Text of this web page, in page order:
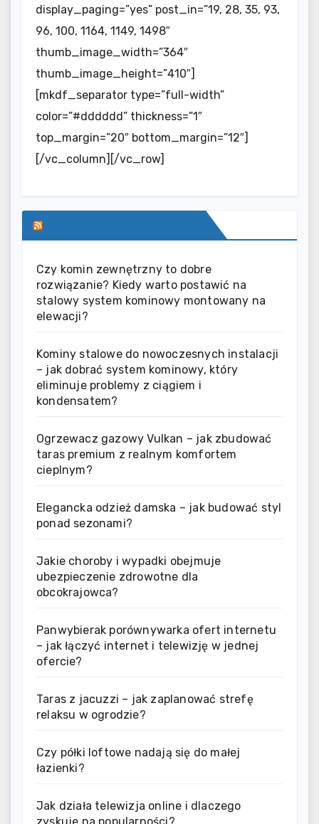
display_paging=”yes” post_in=”19, 28, 35, 93,
96, 100, 1164, 1149, 1498″
thumb_image_width=”364″
thumb_image_height=”410″]
[mkdf_separator type=”full-width”
color=”#dddddd” thickness=”1″
top_margin=”20″ bottom_margin=”12″]
[/vc_column][/vc_row]
Czy komin zewnętrzny to dobre
rozwiązanie? Kiedy warto postawić na
stalowy system kominowy montowany na
elewacji?
Kominy stalowe do nowoczesnych instalacji
– jak dobrać system kominowy, który
eliminuje problemy z ciągiem i
kondensatem?
Ogrzewacz gazowy Vulkan – jak zbudować
taras premium z realnym komfortem
cieplnym?
Elegancka odzież damska – jak budować styl
ponad sezonami?
Jakie choroby i wypadki obejmuje
ubezpieczenie zdrowotne dla
obcokrajowca?
Panwybierak porównywarka ofert internetu
– jak łączyć internet i telewizję w jednej
ofercie?
Taras z jacuzzi – jak zaplanować strefę
relaksu w ogrodzie?
Czy półki loftowe nadają się do małej
łazienki?
Jak działa telewizja online i dlaczego